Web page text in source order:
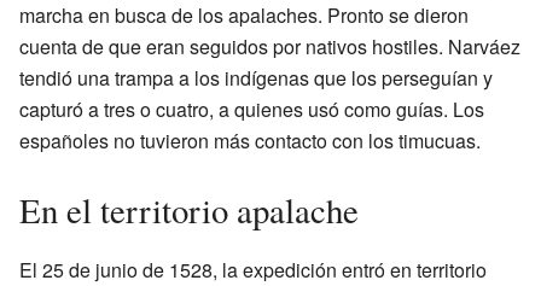
marcha en busca de los apalaches. Pronto se dieron
cuenta de que eran seguidos por nativos hostiles. Narváez
tendió una trampa a los indígenas que los perseguían y
capturó a tres o cuatro, a quienes usó como guías. Los
españoles no tuvieron más contacto con los timucuas.
En el territorio apalache
El 25 de junio de 1528, la expedición entró en territorio